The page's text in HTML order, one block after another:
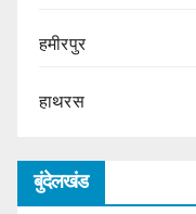
हमीरपुर
हाथरस
बुंदेलखंड